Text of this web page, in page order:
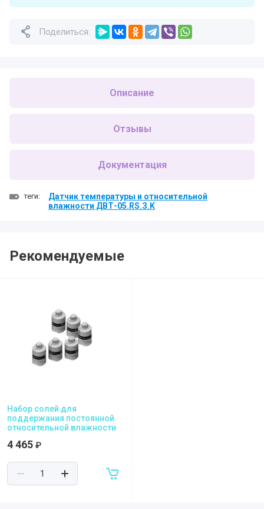
Поделиться:
Описание
Отзывы
Документация
теги:
Датчик температуры и относительной
влажности ДВТ-05.RS.З.K
Рекомендуемые
Набор солей для
поддержания постоянной
относительной влажности
4 465 ₽